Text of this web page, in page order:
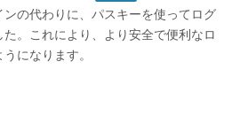
の代わりに、パスキーを使ってログ
。これにより、より安全で便利なロ
になります。